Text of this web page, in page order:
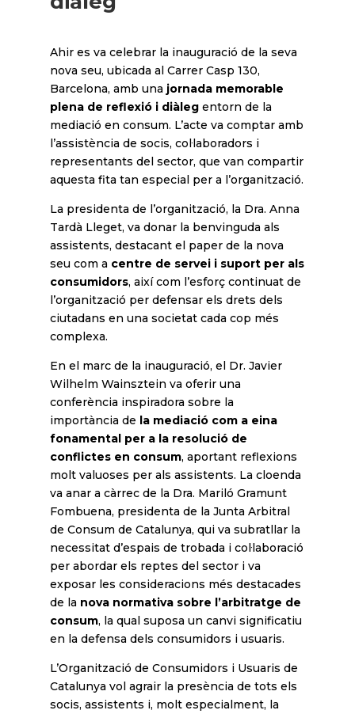
Ahir es va celebrar la inauguració de la seva
nova seu, ubicada al Carrer Casp 130,
Barcelona, amb una jornada memorable
plena de reflexió i diàlegentorn de la
mediació en consum. L’acte va comptar amb
l’assistència de socis, col·laboradors i
representants del sector, que van compartir
aquesta fita tan especial per a l’organització.
La presidenta de l’organització, la Dra. Anna
Tardà Lleget, va donar la benvinguda als
assistents, destacant el paper de la nova
seu com a centre de servei i suport per als
consumidors, així com l’esforç continuat de
l’organització per defensar els drets dels
ciutadans en una societat cada cop més
complexa.
En el marc de la inauguració, el Dr. Javier
Wilhelm Wainsztein va oferir una
conferència inspiradora sobre la
importància de la mediació com a eina
fonamental per a la resolució de
conflictes en consum, aportant reflexions
molt valuoses per als assistents. La cloenda
va anar a càrrec de la Dra. Mariló Gramunt
Fombuena, presidenta de la Junta Arbitral
de Consum de Catalunya, qui va subratllar la
necessitat d’espais de trobada i col·laboració
per abordar els reptes del sector i va
exposar les consideracions més destacades
de la nova normativa sobre l’arbitratge de
consum, la qual suposa un canvi significatiu
en la defensa dels consumidors i usuaris.
L’Organització de Consumidors i Usuaris de
Catalunya vol agrair la presència de tots els
socis, assistents i, molt especialment, la